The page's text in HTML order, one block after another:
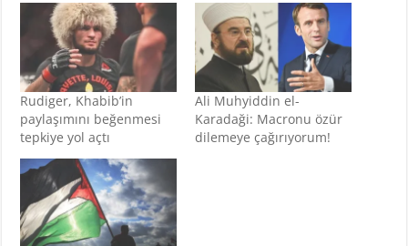
Rudiger, Khabib’in
paylaşımını beğenmesi
tepkiye yol açtı
Ali Muhyiddin el-
Karadaği: Macronu özür
dilemeye çağırıyorum!